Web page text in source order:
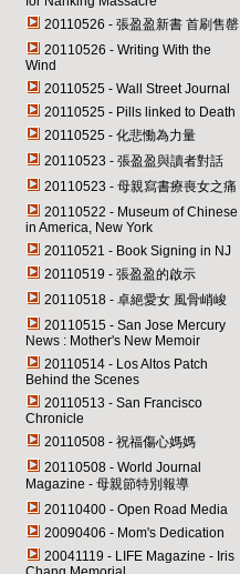
20110526 - 張盈盈新書 首刷售罄
20110526 - Writing With the
Wind
20110525 - Wall Street Journal
20110525 - Pills linked to Death
20110525 - 化悲慟為力量
20110523 - 張盈盈與讀者對話
20110523 - 母親寫書療喪女之痛
20110522 - Museum of Chinese
in America, New York
20110521 - Book Signing in NJ
20110519 - 張盈盈的啟示
20110518 - 卓絕愛女 風骨峭峻
20110515 - San Jose Mercury
News : Mother's New Memoir
20110514 - Los Altos Patch
Behind the Scenes
20110513 - San Francisco
Chronicle
20110508 - 祝福傷心媽媽
20110508 - World Journal
Magazine - 母親節特別報導
20110400 - Open Road Media
20090406 - Mom's Dedication
20041119 - LIFE Magazine - Iris